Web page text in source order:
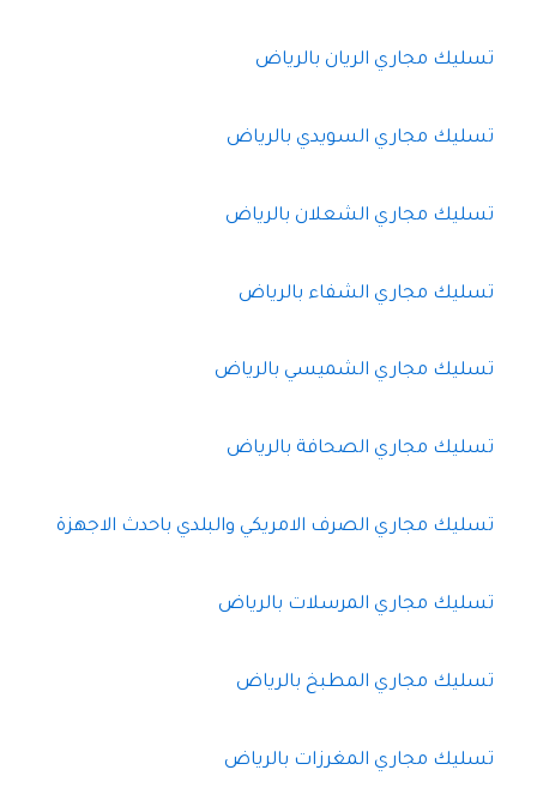
تسليك مجاري الريان بالرياض
تسليك مجاري السويدي بالرياض
تسليك مجاري الشعلان بالرياض
تسليك مجاري الشفاء بالرياض
تسليك مجاري الشميسي بالرياض
تسليك مجاري الصحافة بالرياض
تسليك مجاري الصرف الامريكي والبلدي باحدث الاجهزة
تسليك مجاري المرسلات بالرياض
تسليك مجاري المطبخ بالرياض
تسليك مجاري المغرزات بالرياض